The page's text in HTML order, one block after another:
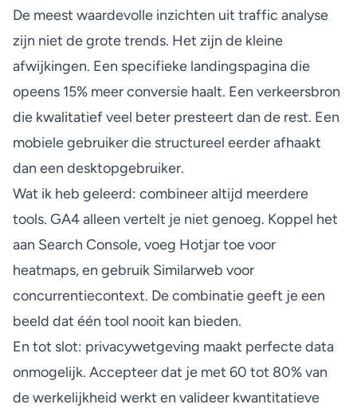
De meest waardevolle inzichten uit traffic analyse
zijn niet de grote trends. Het zijn de kleine
afwijkingen. Een specifieke landingspagina die
opeens 15% meer conversie haalt. Een verkeersbron
die kwalitatief veel beter presteert dan de rest. Een
mobiele gebruiker die structureel eerder afhaakt
dan een desktopgebruiker.
Wat ik heb geleerd: combineer altijd meerdere
tools. GA4 alleen vertelt je niet genoeg. Koppel het
aan Search Console, voeg Hotjar toe voor
heatmaps, en gebruik Similarweb voor
concurrentiecontext. De combinatie geeft je een
beeld dat één tool nooit kan bieden.
En tot slot: privacywetgeving maakt perfecte data
onmogelijk. Accepteer dat je met 60 tot 80% van
de werkelijkheid werkt en valideer kwantitatieve